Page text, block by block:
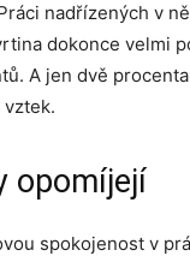
nadřízených v
dokonce velmi
A jen dvě
opomíjejí
spokojenost v